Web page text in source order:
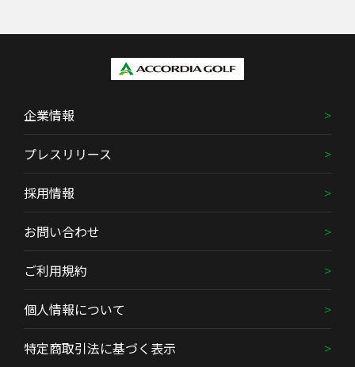
企業情報
プレスリリース
採用情報
お問い合わせ
ご利用規約
個人情報について
特定商取引法に基づく表示